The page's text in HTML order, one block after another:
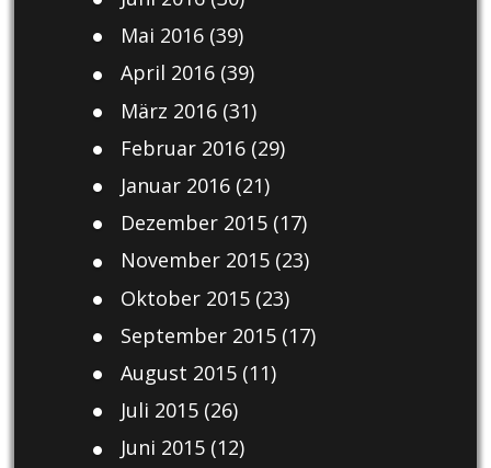
Mai 2016(39)
April 2016(39)
März 2016(31)
Februar 2016(29)
Januar 2016(21)
Dezember 2015(17)
November 2015(23)
Oktober 2015(23)
September 2015(17)
August 2015(11)
Juli 2015(26)
Juni 2015(12)